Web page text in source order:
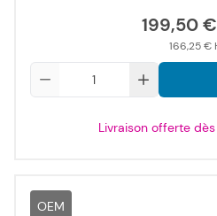
199,50 €
166,25 €
Livraison offerte dès
OEM